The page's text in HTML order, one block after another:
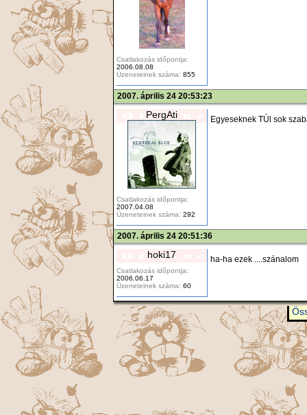
Csatlakozás időpontja:
2006.08.08
Üzeneteinek száma: 855
2007. április 24 20:53:23
PergAti
Csatlakozás időpontja:
2007.04.08
Üzeneteinek száma: 292
Egyeseknek TÚl sok
2007. április 24 20:51:36
hoki17
Csatlakozás időpontja:
2006.06.17
Üzeneteinek száma: 60
ha-ha ezek ....szánalom